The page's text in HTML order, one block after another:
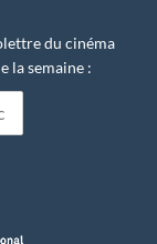
du cinéma
la semaine :